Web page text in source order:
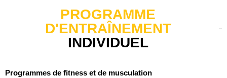
PROGRAMME
D'ENTRAÎNEMENT
INDIVIDUEL
Programmes de fitness et de musculation